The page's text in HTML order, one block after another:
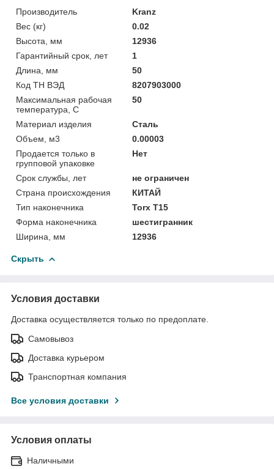
Производитель
Kranz
Вес (кг)
0.02
Высота, мм
12936
Гарантийный срок, лет
1
Длина, мм
50
Код ТН ВЭД
8207903000
Максимальная рабочая
температура, С
50
Материал изделия
Сталь
Объем, м3
0.00003
Продается только в
групповой упаковке
Нет
Срок службы, лет
не ограничен
Страна происхождения
КИТАЙ
Тип наконечника
Torx Т15
Форма наконечника
шестигранник
Ширина, мм
12936
Скрыть
Условия доставки
Доставка осуществляется только по предоплате.
Самовывоз
Доставка курьером
Транспортная компания
Все условия доставки
Условия оплаты
Наличными